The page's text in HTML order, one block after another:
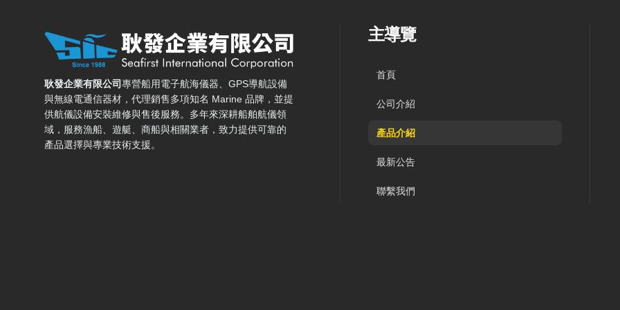
耿發企業有限公司 — 網站概要、主導覽與聯絡方式
耿發企業有限公司專營船用電子航海儀器、GPS導航設備
與無線電通信器材，代理銷售多項知名 Marine 品牌，並提
供航儀設備安裝維修與售後服務。多年來深耕船舶航儀領
域，服務漁船、遊艇、商船與相關業者，致力提供可靠的
產品選擇與專業技術支援。
主導覽
首頁
公司介紹
產品介紹
最新公告
聯繫我們